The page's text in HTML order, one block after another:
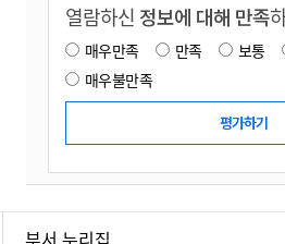
열람하신 정보에 대해 만족
매우만족 만족 보통
매우불만족
부서 누리집